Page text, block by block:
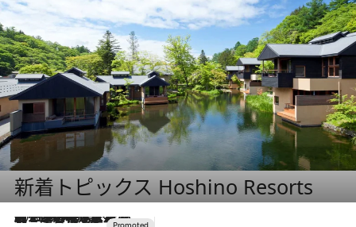
新着トピックス Hoshino Resorts
2026.8.7
【トンボの足水浴】ヒノキの香りに包まれて涼感マックス！約13℃の湧水かけ流しを避暑地「星野温泉 トンボの湯」で体験